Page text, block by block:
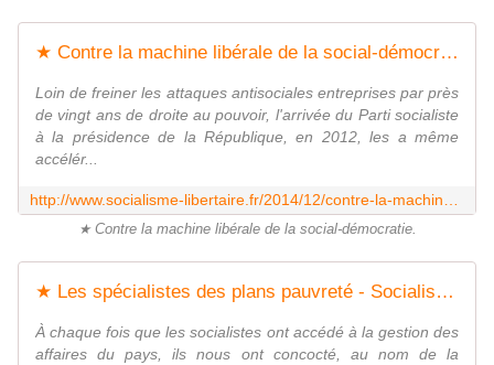
★ Contre la machine libérale de la social-démocratie - Socialisme libertaire
Loin de freiner les attaques antisociales entreprises par près
de vingt ans de droite au pouvoir, l'arrivée du Parti socialiste
à la présidence de la République, en 2012, les a même
accélér...
★ Contre la machine libérale de la social-démocratie.
★ Les spécialistes des plans pauvreté - Socialisme libertaire
À chaque fois que les socialistes ont accédé à la gestion des
affaires du pays, ils nous ont concocté, au nom de la